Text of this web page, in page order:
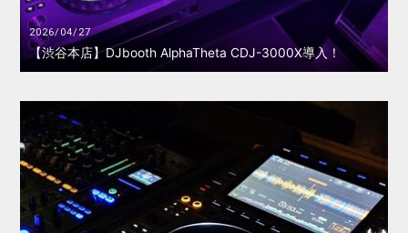
2026/04/27
【渋谷本店】DJbooth AlphaTheta CDJ-3000X導入！